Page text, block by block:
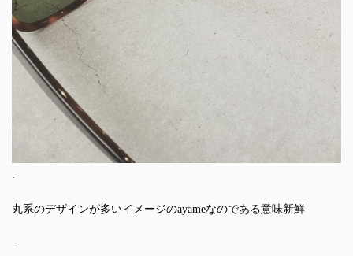
.
丸系のデザインが多いイメージのayameなのである意味新鮮
.